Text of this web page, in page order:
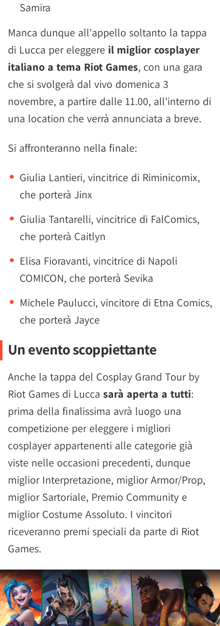
Samira
Manca dunque all'appello soltanto la tappa
di Lucca per eleggere il miglior cosplayer
italiano a tema Riot Games, con una gara
che si svolgerà dal vivo domenica 3
novembre, a partire dalle 11.00, all'interno di
una location che verrà annunciata a breve.
Si affronteranno nella finale:
Giulia Lantieri, vincitrice di Riminicomix,
che porterà Jinx
Giulia Tantarelli, vincitrice di FalComics,
che porterà Caitlyn
Elisa Fioravanti, vincitrice di Napoli
COMICON, che porterà Sevika
Michele Paulucci, vincitore di Etna Comics,
che porterà Jayce
Un evento scoppiettante
Anche la tappa del Cosplay Grand Tour by
Riot Games di Lucca sarà aperta a tutti:
prima della finalissima avrà luogo una
competizione per eleggere i migliori
cosplayer appartenenti alle categorie già
viste nelle occasioni precedenti, dunque
miglior Interpretazione, miglior Armor/Prop,
miglior Sartoriale, Premio Community e
miglior Costume Assoluto. I vincitori
riceveranno premi speciali da parte di Riot
Games.